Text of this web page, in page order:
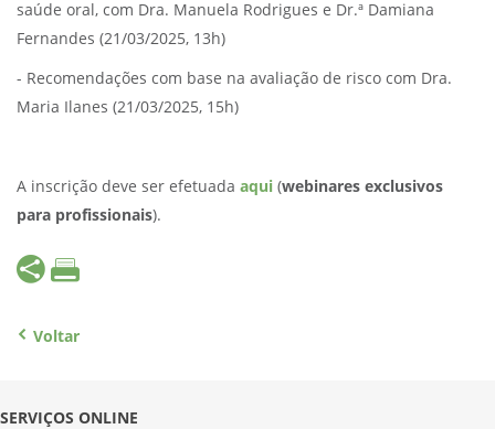
saúde oral, com Dra. Manuela Rodrigues e Dr.ª Damiana
Fernandes (21/03/2025, 13h)
- Recomendações com base na avaliação de risco com Dra.
Maria Ilanes (21/03/2025, 15h)
A inscrição deve ser efetuada aqui (webinares exclusivos
para profissionais).
Voltar
SERVIÇOS ONLINE